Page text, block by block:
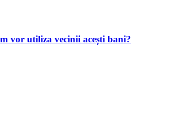
vor utiliza vecinii acești bani?